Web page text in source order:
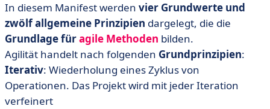
In diesem Manifest werden vier Grundwerte und
zwölf allgemeine Prinzipien dargelegt, die die
Grundlage füragile Methoden bilden.
Agilität handelt nach folgenden Grundprinzipien:
Iterativ: Wiederholung eines Zyklus von
Operationen. Das Projekt wird mit jeder Iteration
verfeinert